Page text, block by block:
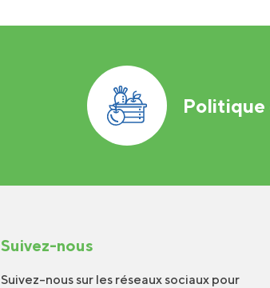
Politique
Suivez-nous
Suivez-nous sur les réseaux sociaux pour